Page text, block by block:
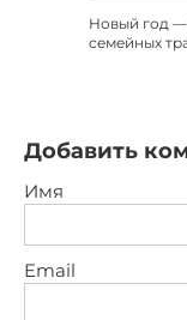
Новый год —
семейных
Добавить
Имя
Email